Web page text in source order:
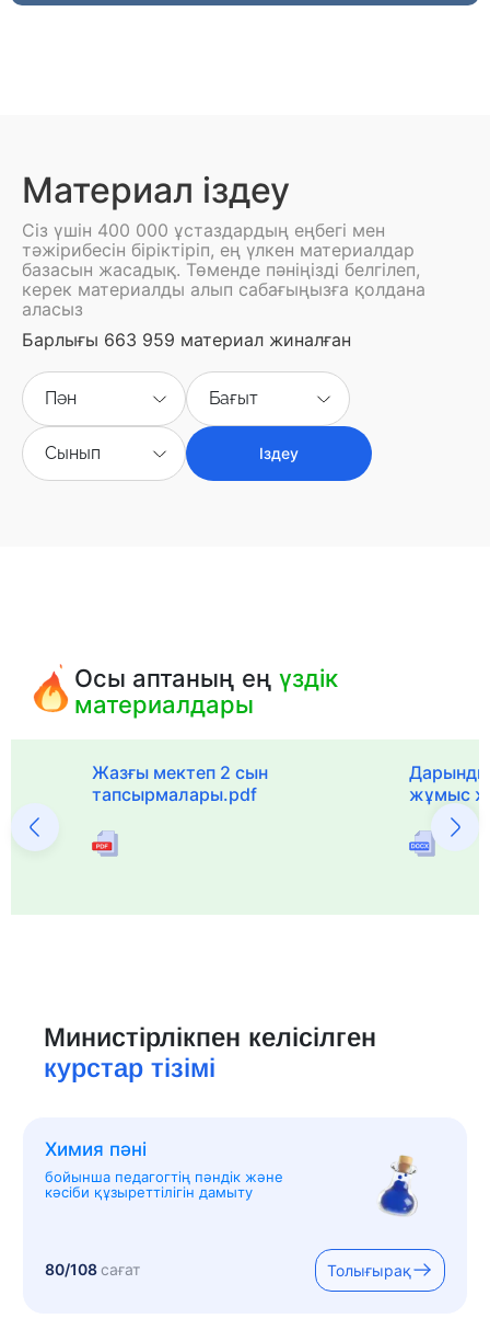
Материал іздеу
Сіз үшін 400 000 ұстаздардың еңбегі мен
тәжірибесін біріктіріп, ең үлкен материалдар
базасын жасадық. Төменде пәніңізді белгілеп,
керек материалды алып сабағыңызға қолдана
аласыз
Барлығы 663 959 материал жиналған
Пән Бағыт
Сынып Іздеу
Осы аптаның еңүздік
материалдары
Жазғы мектеп 2 сын
тапсырмалары.pdf
жұмыс
Министірлікпен келісілген
курстар тізімі
Химия пәні
бойынша педагогтің пәндік және
кәсіби құзыреттілігін дамыту
80/108сағат Толығырақ